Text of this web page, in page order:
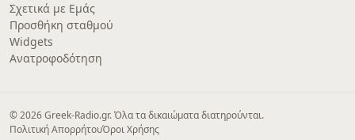
Σχετικά με Εμάς
Προσθήκη σταθμού
Widgets
Ανατροφοδότηση
© 2026 Greek-Radio.gr. Όλα τα δικαιώματα διατηρούνται.
Πολιτική ΑπορρήτουΌροι Χρήσης